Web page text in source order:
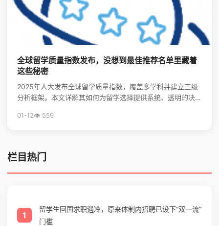
全球留学质量指数发布，没想到最佳推荐名单里藏着
这些秘密
2025年人大发布全球留学质量指数，覆盖多学科并建立三级
分析框架。本文详解其如何为留学选择提供系统、透明的决策
01-12👁️ 559
栏目热门
1
留学生回国求职遇冷，原来体制内招聘已设下“双一流”
门槛